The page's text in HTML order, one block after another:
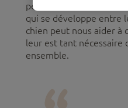
personne est limité
qui se développe entre
chien peut nous aider à
leur est tant nécessaire
ensemble.